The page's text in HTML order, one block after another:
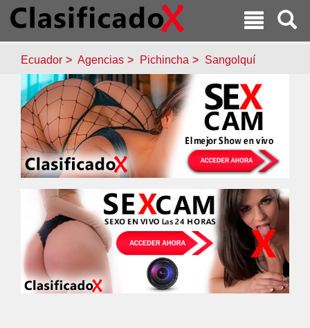
Ecuador Agencias Pichincha Sangolquí